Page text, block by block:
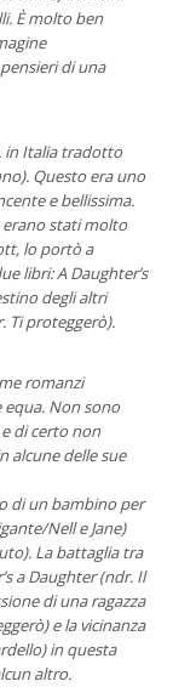
È molto ben
di una
in Italia tradotto
Questo era uno
e bellissima.
erano stati molto
lo portò a
libri: A Daughter’s
degli altri
Ti proteggerò).
romanzi
equa. Non sono
e di certo non
alcune delle sue
di un bambino per
Nell e Jane)
La battaglia tra
a Daughter (ndr. Il
di una ragazza
e la vicinanza
in questa
altro.